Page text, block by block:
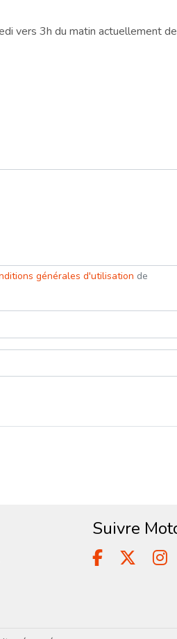
vers 3h du matin actuellement
générales d'utilisation de
Suivre